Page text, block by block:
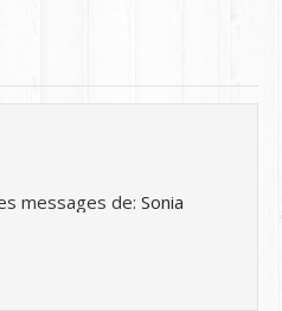
messages de: Sonia